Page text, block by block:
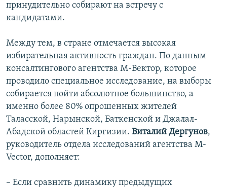
принудительно собирают на встречу с
кандидатами.
Между тем, в стране отмечается высокая
избирательная активность граждан. По данным
консалтингового агентства М-Вектор, которое
проводило специальное исследование, на выборы
собирается пойти абсолютное большинство, а
именно более 80% опрошенных жителей
Таласской, Нарынской, Баткенской и Джалал-
Абадской областей Киргизии. Виталий Дергунов,
руководитель отдела исследований агентства M-
Vector, дополняет:
– Если сравнить динамику предыдущих